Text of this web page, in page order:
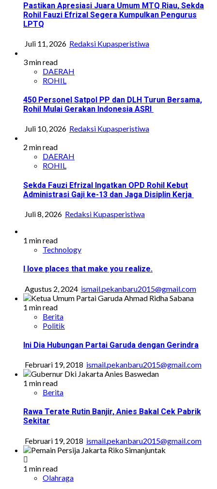
Pastikan Apresiasi Juara Umum MTQ Riau, Sekda
Rohil Fauzi Efrizal Segera Kumpulkan Pengurus
LPTQ
Juli 11, 2026 Redaksi Kupasperistiwa
3 min read
DAERAH
ROHIL
450 Personel Satpol PP dan DLH Turun Bersama,
Rohil Mulai Gerakan Indonesia ASRI
Juli 10, 2026 Redaksi Kupasperistiwa
2 min read
DAERAH
ROHIL
Sekda Fauzi Efrizal Ingatkan OPD Rohil Kebut
Administrasi Gaji ke-13 dan Jaga Disiplin Kerja
Juli 8, 2026 Redaksi Kupasperistiwa
1 min read
Technology
I love places that make you realize.
Agustus 2, 2024 ismail.pekanbaru2015@gmail.com
1 min read
Berita
Politik
Ini Dia Hubungan Partai Garuda dengan Gerindra
Februari 19, 2018 ismail.pekanbaru2015@gmail.com
1 min read
Berita
Rawa Terate Rutin Banjir, Anies Bakal Cek Pabrik
Sekitar
Februari 19, 2018 ismail.pekanbaru2015@gmail.com
1 min read
Olahraga